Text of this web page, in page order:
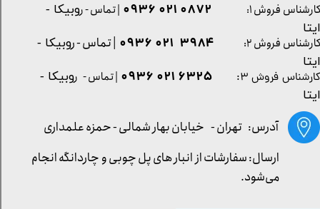
کارشناس فروش ۳: ۶۳۲۵ ۰۲۱ ۰۹۳۶ | تماس - روبیکا -
ایتا
آدرس: تهران - خیابان بهار شمالی - حمزه علمداری
کارشناس فروش ۱: 0872 021 0936 | تماس - روبیکا -
ایتا
کارشناس فروش ۲:
۳۹۸۴ ۰۲۱ ۰۹۳۶ | تماس - روبیکا -
ایتا
ارسال: سفارشات از انبار های پل چوبی و چاردانگه انجام
می‌شود.